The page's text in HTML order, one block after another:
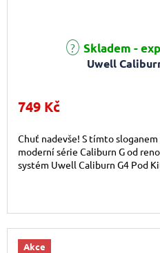
Uwell
Průměrné hodnocení produktu
Skladem -
749 Kč
Chuť nadevše! S tímto
moderní série Caliburn G od
systém Uwell Caliburn G4 Pod
Akce